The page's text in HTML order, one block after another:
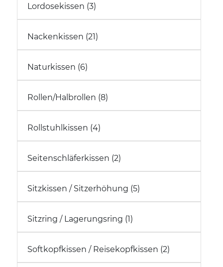
Lagerungskissen - Bezüge (22)
Lordosekissen (3)
Nackenkissen (21)
Naturkissen (6)
Rollen/Halbrollen (8)
Rollstuhlkissen (4)
Seitenschläferkissen (2)
Sitzkissen / Sitzerhöhung (5)
Sitzring / Lagerungsring (1)
Softkopfkissen / Reisekopfkissen (2)